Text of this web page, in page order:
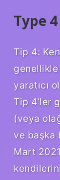
Type
Tip 4:
genellikle
yaratıcı
Tip 4’ler
(veya
ve başka
Mart